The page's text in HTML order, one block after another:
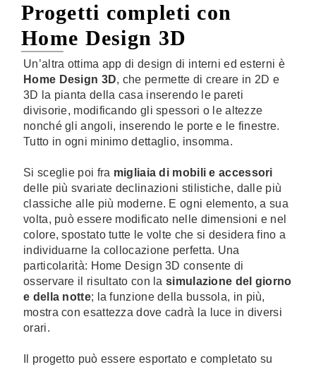
Progetti completi con
Home Design 3D
Un’altra ottima app di design di interni ed esterni è
Home Design 3D, che permette di creare in 2D e
3D la pianta della casa inserendo le pareti
divisorie, modificando gli spessori o le altezze
nonché gli angoli, inserendo le porte e le finestre.
Tutto in ogni minimo dettaglio, insomma.
Si sceglie poi fra migliaia di mobili e accessori
delle più svariate declinazioni stilistiche, dalle più
classiche alle più moderne. E ogni elemento, a sua
volta, può essere modificato nelle dimensioni e nel
colore, spostato tutte le volte che si desidera fino a
individuarne la collocazione perfetta. Una
particolarità: Home Design 3D consente di
osservare il risultato con lasimulazione del giorno
e della notte; la funzione della bussola, in più,
mostra con esattezza dove cadrà la luce in diversi
orari.
Il progetto può essere esportato e completato su